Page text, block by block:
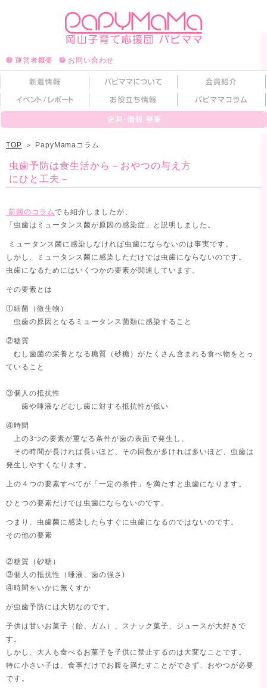
運営者概要 お問い合わせ
TOP ＞ PapyMamaコラム
虫歯予防は食生活から－おやつの与え方
にひと工夫－
前回のコラムでも紹介しましたが、
「虫歯はミュータンス菌が原因の感染症」と説明しました。
ミュータンス菌に感染しなければ虫歯にならないのは事実です。
しかし、ミュータンス菌に感染しただけでは虫歯にならないのです。
虫歯になるためにはいくつかの要素が関連しています。
その要素とは
①細菌（微生物）
虫歯の原因となるミュータンス菌類に感染すること
②糖質
むし歯菌の栄養となる糖質（砂糖）がたくさん含まれる食べ物をとっ
ていること
③個人の抵抗性
歯や唾液などむし歯に対する抵抗性が低い
④時間
上の3つの要素が重なる条件が歯の表面で発生し、
その時間が長ければ長いほど、その回数が多ければ多いほど、虫歯は
発生しやすくなります。
上の４つの要素すべてが「一定の条件」を満たすと虫歯になります。
ひとつの要素だけでは虫歯にならないのです。
つまり、虫歯菌に感染したらすぐに虫歯になるのではないのです。
その他の要素
②糖質（砂糖）
③個人の抵抗性（唾液、歯の強さ)
④時間をいかに無くすか
が虫歯予防には大切なのです。
子供は甘いお菓子（飴、ガム）、スナック菓子、ジュースが大好きで
す。
しかし、大人も食べるお菓子を子供に禁止するのは大変なことです。
特に小さい子は、食事だけでお腹を満たすことができず、おやつが必要
です。